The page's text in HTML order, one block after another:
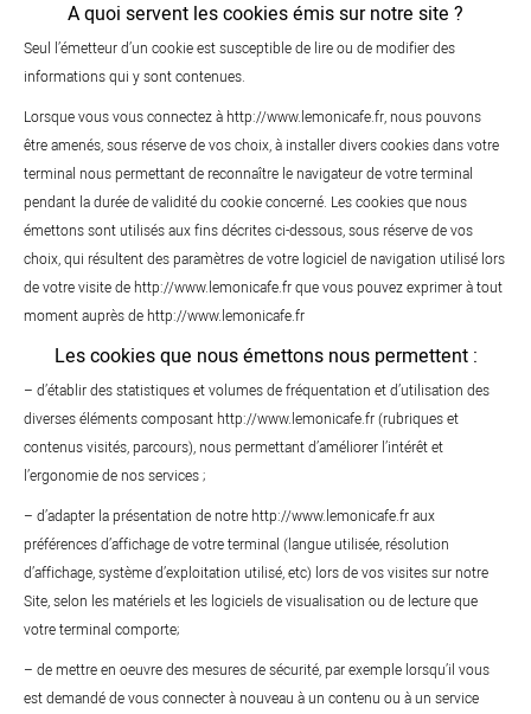
A quoi servent les cookies émis sur notre site ?
Seul l’émetteur d’un cookie est susceptible de lire ou de modifier des
informations qui y sont contenues.
Lorsque vous vous connectez à http://www.lemonicafe.fr, nous pouvons
être amenés, sous réserve de vos choix, à installer divers cookies dans votre
terminal nous permettant de reconnaître le navigateur de votre terminal
pendant la durée de validité du cookie concerné. Les cookies que nous
émettons sont utilisés aux fins décrites ci-dessous, sous réserve de vos
choix, qui résultent des paramètres de votre logiciel de navigation utilisé lors
de votre visite de http://www.lemonicafe.fr que vous pouvez exprimer à tout
moment auprès de http://www.lemonicafe.fr
Les cookies que nous émettons nous permettent :
– d’établir des statistiques et volumes de fréquentation et d’utilisation des
diverses éléments composant http://www.lemonicafe.fr (rubriques et
contenus visités, parcours), nous permettant d’améliorer l’intérêt et
l’ergonomie de nos services ;
– d’adapter la présentation de notre http://www.lemonicafe.fr aux
préférences d’affichage de votre terminal (langue utilisée, résolution
d’affichage, système d’exploitation utilisé, etc) lors de vos visites sur notre
Site, selon les matériels et les logiciels de visualisation ou de lecture que
votre terminal comporte;
– de mettre en oeuvre des mesures de sécurité, par exemple lorsqu’il vous
est demandé de vous connecter à nouveau à un contenu ou à un service